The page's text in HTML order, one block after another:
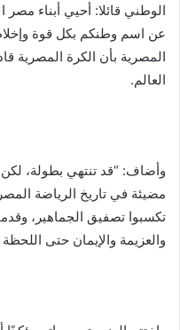
الوطني قائلا: أحيي أبناء
عن اسم وطنكم بكل قوة
المصرية بأن الكرة المصرية
العالم.
وأضاف: “قد تنتهي بطولة،
مضيئة في تاريخ الرياضة
تكسبوا تصفيق الجماهير،
والعزيمة والإيمان حتى اللحظة